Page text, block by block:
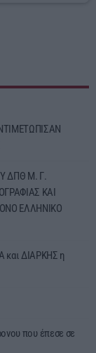
ΔΠΘ Μ. Γ.
ΚΑΙ
ΕΛΛΗΝΙΚΟ
ΔΙΑΡΚΗΣ η
που έπεσε σε